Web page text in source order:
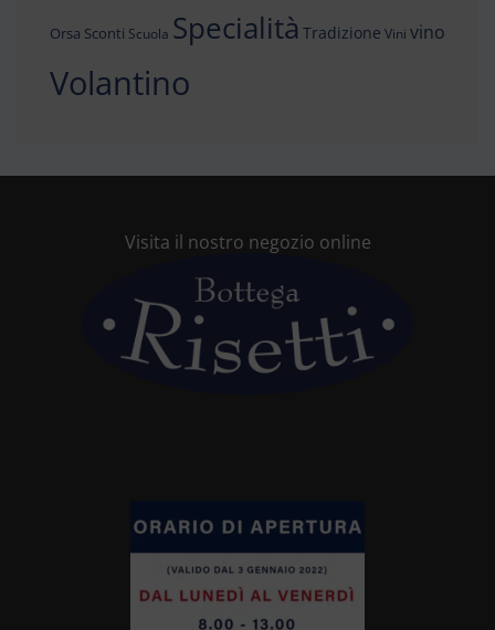
Orsa Sconti Scuola Specialità Tradizione Vini vino
Volantino
Visita il nostro negozio online